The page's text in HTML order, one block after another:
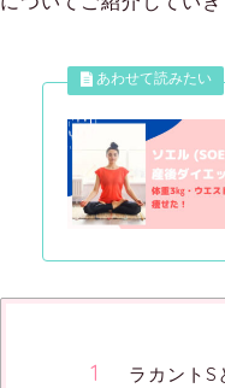
ラカントS